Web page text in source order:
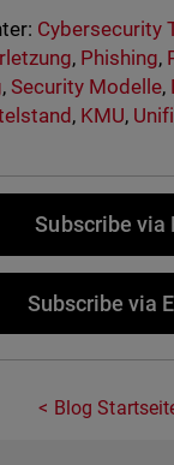
Cybersecurity
, Phishing,
, Security Modelle,
, KMU,
Subscribe via
Subscribe via
Blog